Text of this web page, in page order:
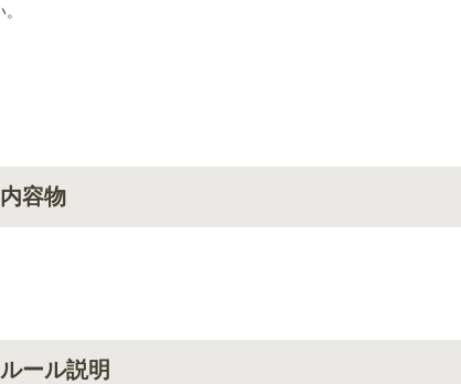
容物
ール説明